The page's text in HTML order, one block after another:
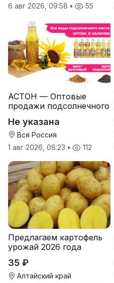
6 авг 2026, 09:58 • 55
АСТОН — Оптовые
продажи подсолнечного
Экспорт
Не указана
Вся Россия
1 авг 2026, 08:23 • 112
Предлагаем картофель
урожай 2026 года
35 ₽
Алтайский край